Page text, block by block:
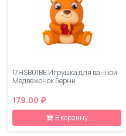
17HSB01BE Игрушка для ванной
Медвежонок Берни
179.00 ₽
В корзину